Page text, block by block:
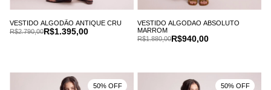
VESTIDO ALGODÃO ANTIQUE CRU
R$1.395,00
R$2.790,00
VESTIDO ALGODAO ABSOLUTO
MARROM
R$940,00
R$1.880,00
50% OFF 50% OFF